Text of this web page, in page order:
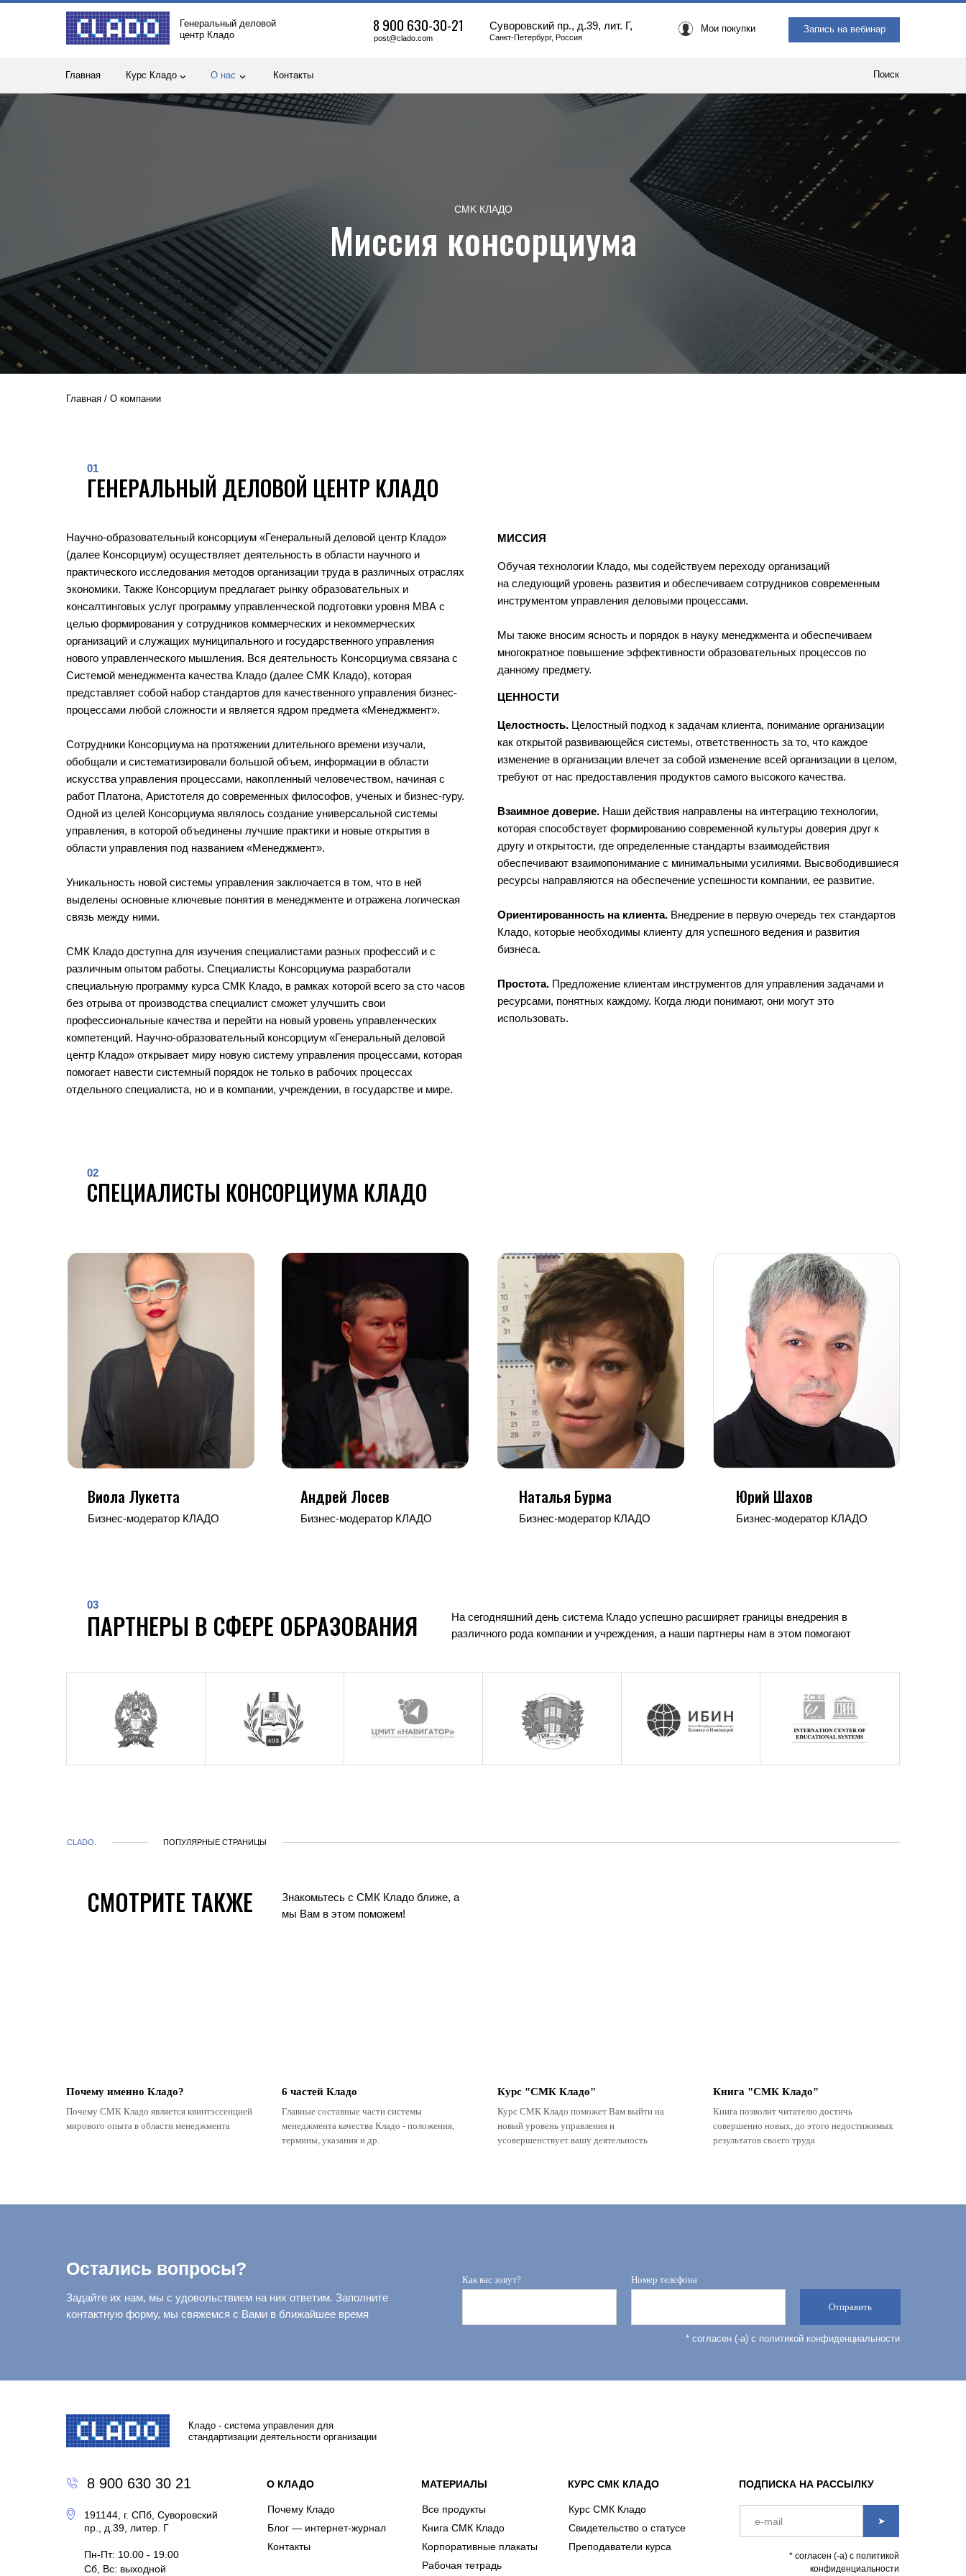
Генеральный деловой
центр Кладо
Мои покупки
8 900 630-30-21
post@clado.com
Суворовский пр., д.39, лит. Г,
Главная Поиск
Санкт-Петербург, Россия
› › Контакты
Запись на вебинар
Курс Кладо О нас
Миссия консорциума
CMK КЛАДО
Главная / О компании
Научно-образовательный консорциум «Генеральный деловой центр Кладо»
(далее Консорциум) осуществляет деятельность в области научного и
практического исследования методов организации труда в различных отраслях
экономики. Также Консорциум предлагает рынку образовательных и
консалтинговых услуг программу управленческой подготовки уровня МВА с
целью формирования у сотрудников коммерческих и некоммерческих
организаций и служащих муниципального и государственного управления
нового управленческого мышления. Вся деятельность Консорциума связана с
Системой менеджмента качества Кладо (далее СМК Кладо), которая
представляет собой набор стандартов для качественного управления бизнес-
процессами любой сложности и является ядром предмета «Менеджмент».
Сотрудники Консорциума на протяжении длительного времени изучали,
обобщали и систематизировали большой объем, информации в области
искусства управления процессами, накопленный человечеством, начиная с
работ Платона, Аристотеля до современных философов, ученых и бизнес-гуру.
Одной из целей Консорциума являлось создание универсальной системы
управления, в которой объединены лучшие практики и новые открытия в
области управления под названием «Менеджмент».
Уникальность новой системы управления заключается в том, что в ней
выделены основные ключевые понятия в менеджменте и отражена логическая
связь между ними.
СМК Кладо доступна для изучения специалистами разных профессий и с
различным опытом работы. Специалисты Консорциума разработали
специальную программу курса СМК Кладо, в рамках которой всего за сто часов
без отрыва от производства специалист сможет улучшить свои
профессиональные качества и перейти на новый уровень управленческих
компетенций. Научно-образовательный консорциум «Генеральный деловой
центр Кладо» открывает миру новую систему управления процессами, которая
помогает навести системный порядок не только в рабочих процессах
отдельного специалиста, но и в компании, учреждении, в государстве и мире.
Целостность. Целостный подход к задачам клиента, понимание организации
как открытой развивающейся системы, ответственность за то, что каждое
изменение в организации влечет за собой изменение всей организации в целом,
требуют от нас предоставления продуктов самого высокого качества.
Взаимное доверие. Наши действия направлены на интеграцию технологии,
которая способствует формированию современной культуры доверия друг к
другу и открытости, где определенные стандарты взаимодействия
обеспечивают взаимопонимание с минимальными усилиями. Высвободившиеся
ресурсы направляются на обеспечение успешности компании, ее развитие.
Ориентированность на клиента. Внедрение в первую очередь тех стандартов
Кладо, которые необходимы клиенту для успешного ведения и развития
бизнеса.
Простота. Предложение клиентам инструментов для управления задачами и
ресурсами, понятных каждому. Когда люди понимают, они могут это
использовать.
ГЕНЕРАЛЬНЫЙ ДЕЛОВОЙ ЦЕНТР КЛАДО
01
ЦЕННОСТИ
Обучая технологии Кладо, мы содействуем переходу организаций
на следующий уровень развития и обеспечиваем сотрудников современным
инструментом управления деловыми процессами.
Мы также вносим ясность и порядок в науку менеджмента и обеспечиваем
многократное повышение эффективности образовательных процессов по
данному предмету.
МИССИЯ
СПЕЦИАЛИСТЫ КОНСОРЦИУМА КЛАДО
02
Бизнес-модератор КЛАДО
Виола Лукетта
Бизнес-модератор КЛАДО
Наталья Бурма
Бизнес-модератор КЛАДО
Андрей Лосев
Бизнес-модератор КЛАДО
Юрий Шахов
На сегодняшний день система Кладо успешно расширяет границы внедрения в
различного рода компании и учреждения, а наши партнеры нам в этом помогают
ПАРТНЕРЫ В СФЕРЕ ОБРАЗОВАНИЯ
03
Знакомьтесь с СМК Кладо ближе, а
мы Вам в этом поможем!
ПОПУЛЯРНЫЕ СТРАНИЦЫ
CLADO.
СМОТРИТЕ ТАКЖЕ
Почему именно Кладо?
Почему СМК Кладо является квинтэссенцией
мирового опыта в области менеджмента
6 частей Кладо
Главные составные части системы
менеджмента качества Кладо - положения,
термины, указания и др.
Курс "СМК Кладо"
Курс СМК Кладо поможет Вам выйти на
новый уровень управления и
усовершенствует вашу деятельность
Книга "СМК Кладо"
Книга позволит читателю достичь
совершенно новых, до этого недостижимых
результатов своего труда
Задайте их нам, мы с удовольствием на них ответим. Заполните
контактную форму, мы свяжемся с Вами в ближайшее время
Остались вопросы?
Как вас зовут? Номер телефона
Отправить
* согласен (-а) с политикой конфиденциальности
8 900 630 30 21
Кладо - система управления для
стандартизации деятельности организации
Книга СМК Кладо
Рабочая тетрадь
Почему Кладо Курс СМК Кладо
Контакты
191144, г. СПб, Суворовский
пр., д.39, литер. Г
МАТЕРИАЛЫ
Блог — интернет-журнал
Корпоративные плакаты
О КЛАДО
Свидетельство о статусе
Преподаватели курса
КУРС СМК КЛАДО
Все продукты
ПОДПИСКА НА РАССЫЛКУ
➤
* согласен (-а) с политикой
конфиденциальности
Пн-Пт: 10.00 - 19.00
Сб, Вс: выходной